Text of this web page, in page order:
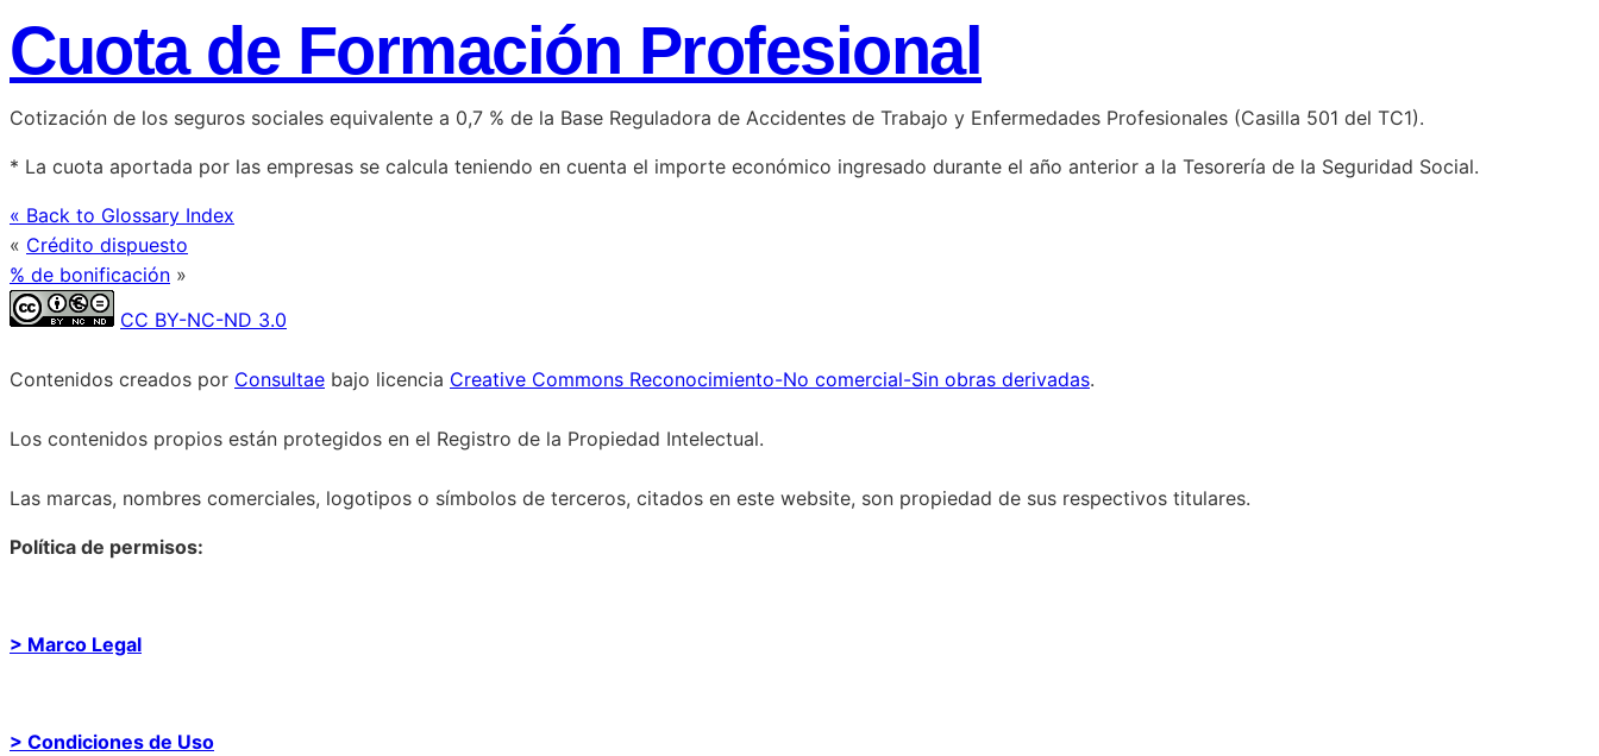
Cuota de Formación Profesional
Cotización de los seguros sociales equivalente a 0,7 % de la Base Reguladora de Accidentes de Trabajo y Enfermedades Profesionales (Casilla 501 del TC1).
* La cuota aportada por las empresas se calcula teniendo en cuenta el importe económico ingresado durante el año anterior a la Tesorería de la Seguridad Social.
« Back to Glossary Index
« Crédito dispuesto
% de bonificación »
CC BY-NC-ND 3.0
Contenidos creados por Consultae bajo licencia Creative Commons Reconocimiento-No comercial-Sin obras derivadas.
Los contenidos propios están protegidos en el Registro de la Propiedad Intelectual.
Las marcas, nombres comerciales, logotipos o símbolos de terceros, citados en este website, son propiedad de sus respectivos titulares.
Política de permisos:
> Marco Legal
> Condiciones de Uso